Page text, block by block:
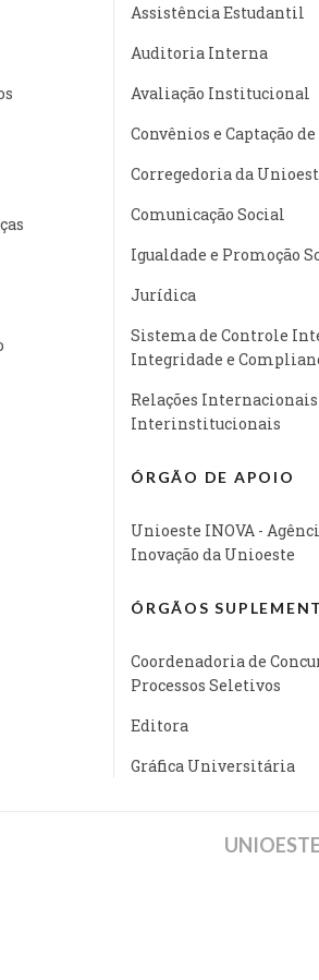
Assistência Estudantil
Auditoria Interna
Avaliação Institucional
Convênios e Captação de
Corregedoria da
Comunicação Social
Igualdade e Promoção
Jurídica
Sistema de Controle
Integridade e
Relações Internacionais
Interinstitucionais
ÓRGÃO DE APOIO
Unioeste INOVA -
Inovação da Unioeste
ÓRGÃOS
Coordenadoria de
Processos Seletivos
Editora
Gráfica Universitária